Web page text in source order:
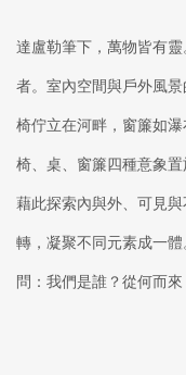
達盧勒筆下，萬物皆有
者。室內空間與戶外風
椅佇立在河畔，窗簾如瀑
椅、桌、窗簾四種意象
藉此探索內與外、可見
轉，凝聚不同元素成一
問：我們是誰？從何而